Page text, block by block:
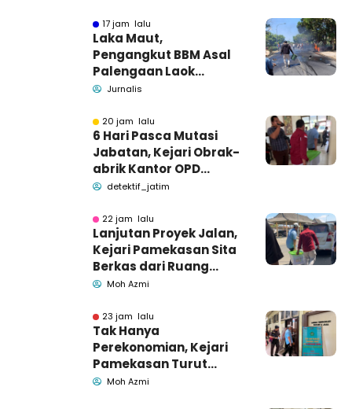
17 jam lalu
Laka Maut,
Pengangkut BBM Asal
Palengaan Laok
Pamekasan Meninggal
Jurnalis
20 jam lalu
6 Hari Pasca Mutasi
Jabatan, Kejari Obrak-
abrik Kantor OPD
Pemkab Pamekasan
detektif_jatim
22 jam lalu
Lanjutan Proyek Jalan,
Kejari Pamekasan Sita
Berkas dari Ruang
Pemkab Pamekasan
Moh Azmi
23 jam lalu
Tak Hanya
Perekonomian, Kejari
Pamekasan Turut
Geledah Ruang
Moh Azmi